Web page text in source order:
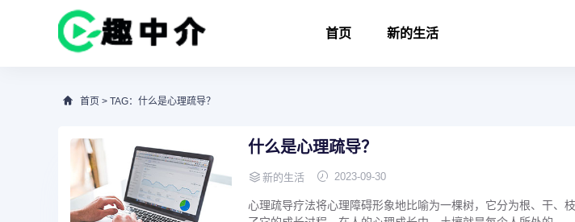
首页 新的生活
首页 > TAG：什么是心理疏导？
什么是心理疏导？
新的生活 2023-09-30
心理疏导疗法将心理障碍形象地比喻为一棵树，它分为根、干、